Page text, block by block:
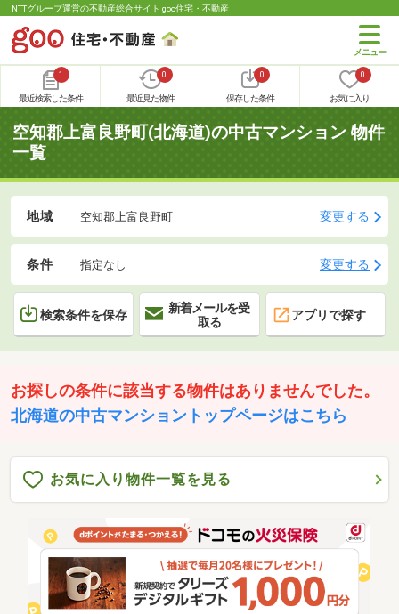
NTTグループ運営の不動産総合サイト goo住宅・不動産
1
最近検索した条件
0
最近見た物件
0
保存した条件
0
お気に入り
空知郡上富良野町(北海道)の中古マンション 物件
一覧
地域 空知郡上富良野町 変更する
条件 指定なし 変更する
検索条件を保存
新着メールを受
取る
アプリで探す
お探しの条件に該当する物件はありませんでした。
北海道の中古マンショントップページはこちら
お気に入り物件一覧を見る